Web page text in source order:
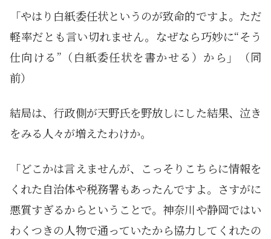
「やはり白紙委任状というのが致命的ですよ。ただ
軽率だとも言い切れません。なぜなら巧妙に“そう
仕向ける”（白紙委任状を書かせる）から」（同
前）
結局は、行政側が天野氏を野放しにした結果、泣き
をみる人々が増えたわけか。
「どこかは言えませんが、こっそりこちらに情報を
くれた自治体や税務署もあったんですよ。さすがに
悪質すぎるからということで。神奈川や静岡ではい
わくつきの人物で通っていたから協力してくれたの